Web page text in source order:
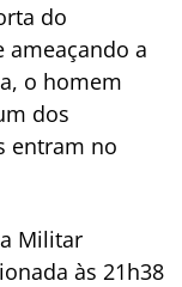
do
ameaçando a
o homem
dos
entram no
Militar
às 21h38